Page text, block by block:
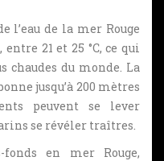
l’eau de la mer Rouge
21 et 25 °C, ce qui
chaudes du monde. La
jusqu’à 200 mètres
peuvent se lever
se révéler traîtres.
en mer Rouge,